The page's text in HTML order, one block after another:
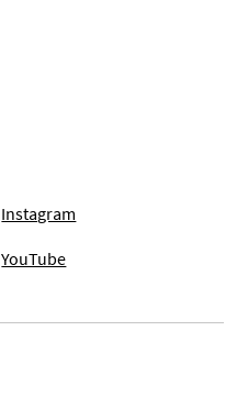
Instagram
YouTube